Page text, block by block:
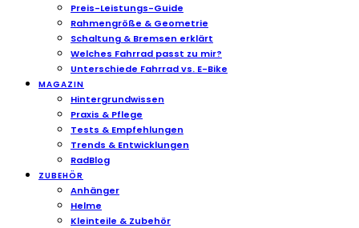
Preis-Leistungs-Guide
Rahmengröße & Geometrie
Schaltung & Bremsen erklärt
Welches Fahrrad passt zu mir?
Unterschiede Fahrrad vs. E-Bike
MAGAZIN
Hintergrundwissen
Praxis & Pflege
Tests & Empfehlungen
Trends & Entwicklungen
RadBlog
ZUBEHÖR
Anhänger
Helme
Kleinteile & Zubehör